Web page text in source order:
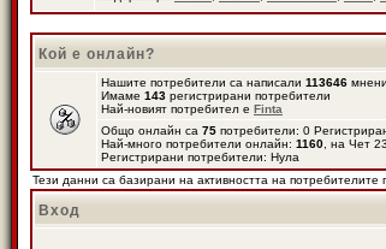
Кой е онлайн?
Нашите потребители са написали 113646
Имаме 143 регистрирани потребители
Най-новият потребител е Finta
Общо онлайн са 75 потребители: 0
Най-много потребители онлайн: 1160 , на Чет
Регистрирани потребители: Нула
Тези данни са базирани на активността на потребителите
Вход